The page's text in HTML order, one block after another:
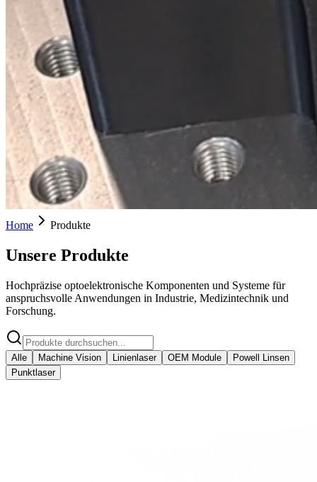
Home Produkte
Unsere Produkte
Hochpräzise optoelektronische Komponenten und Systeme für
anspruchsvolle Anwendungen in Industrie, Medizintechnik und
Forschung.
Alle Machine Vision Linienlaser OEM Module
Powell Linsen
Punktlaser